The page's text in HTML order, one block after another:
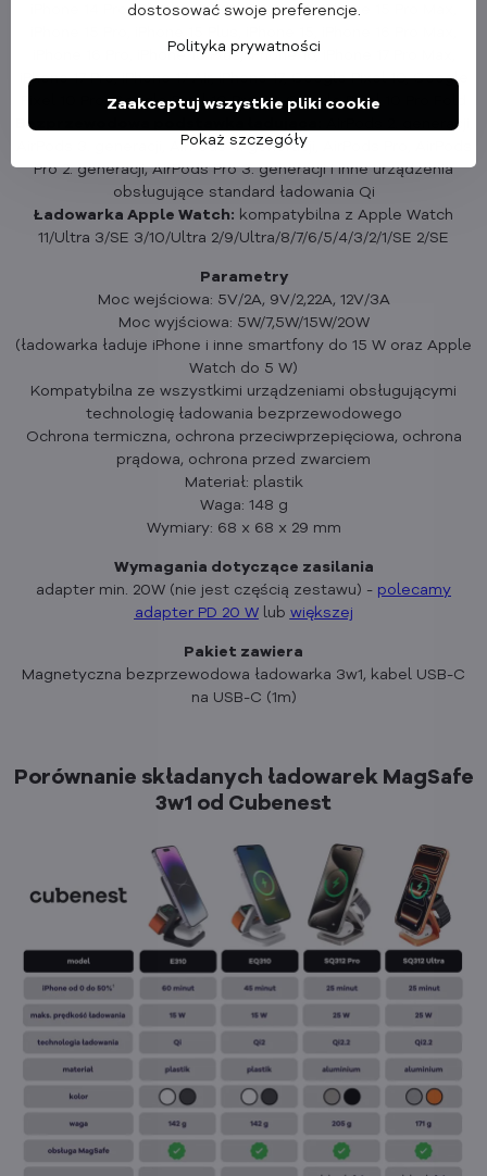
iPhone 14 Pro, iPhone 14 Plus, iPhone 14, iPhone 15 Pro Max,
iPhone 16 Pro, iPhone 16 Plus, iPhone 16, iPhone 17 Pro Max,
iPhone 17 Pro, iPhone 17 Air, iPhone 17, Google Pixel 10, Google
Pixel 10 Pro, Google Pixel 10 Pro XL, Google Pixel 10 Pro Fold
Bezprzewodowa podstawka ładująca:
AirPods 2. generacji,
AirPods 3. generacji, AirPods 4. generacji, AirPods Pro, AirPods
Pro 2. generacji, AirPods Pro 3. generacji i inne urządzenia
obsługujące standard ładowania Qi
Ładowarka Apple Watch: kompatybilna z Apple Watch
11/Ultra 3/SE 3/10/Ultra 2/9/Ultra/8/7/6/5/4/3/2/1/SE 2/SE
Parametry
Moc wejściowa: 5V/2A, 9V/2,22A, 12V/3A
Moc wyjściowa: 5W/7,5W/15W/20W
(ładowarka ładuje iPhone i inne smartfony do 15 W oraz Apple
Watch do 5 W)
Kompatybilna ze wszystkimi urządzeniami obsługującymi
technologię ładowania bezprzewodowego
Ochrona termiczna, ochrona przeciwprzepięciowa, ochrona
prądowa, ochrona przed zwarciem
Materiał: plastik
Waga: 148 g
Wymiary: 68 x 68 x 29 mm
Wymagania dotyczące zasilania
adapter min. 20W (nie jest częścią zestawu) - polecamy
adapter PD 20 Wlub większej
Pakiet zawiera
Magnetyczna bezprzewodowa ładowarka 3w1, kabel USB-C
na USB-C (1m)
Porównanie składanych ładowarek MagSafe
3w1 od Cubenest
dostosować swoje preferencje.
Polityka prywatności
Pokaż szczegóły
Zaakceptuj wszystkie pliki cookie